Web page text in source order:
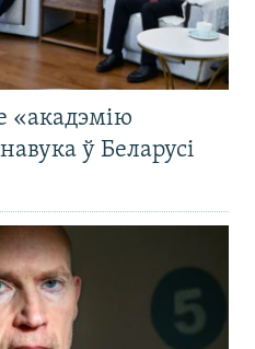
«акадэмію
ў Беларусі